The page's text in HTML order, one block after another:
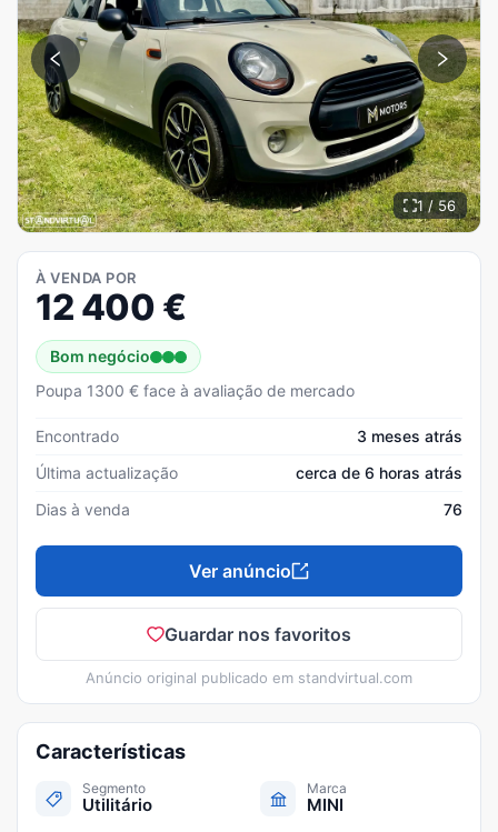
1 / 56
À VENDA POR
12 400 €
Bom negócio
Poupa 1300 € face à avaliação de mercado
Encontrado
3 meses atrás
Última actualização
cerca de 6 horas atrás
Dias à venda
76
Ver anúncio
Guardar nos favoritos
Anúncio original publicado em standvirtual.com
Características
Segmento
Utilitário
Marca
MINI